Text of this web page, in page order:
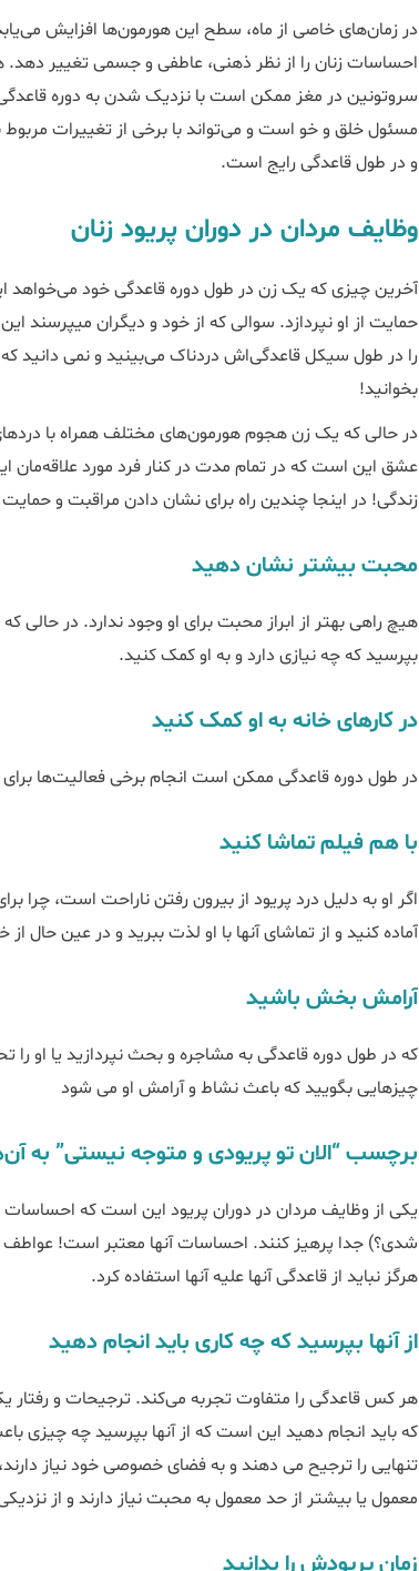
در زمان‌های خاصی از ماه، سطح این هورمون‌ها افزایش
احساسات زنان را از نظر ذهنی، عاطفی و جسمی تغییر
سروتونین در مغز ممکن است با نزدیک شدن به دوره
مسئول خلق و خو است و می‌تواند با برخی از تغییرات
و در طول قاعدگی رایج است.
وظایف مردان در دوران پریود زنان
آخرین چیزی که یک زن در طول دوره قاعدگی خود می‌خواهد
حمایت از او نپردازد. سوالی که از خود و دیگران میپرسند
را در طول سیکل قاعدگی‌اش دردناک می‌بینید و نمی دانید که
بخوانید!
در حالی که یک زن هجوم هورمون‌های مختلف همراه با
عشق این است که در تمام مدت در کنار فرد مورد علاقه‌مان
زندگی! در اینجا چندین راه برای نشان دادن مراقبت و
محبت بیشتر نشان دهید
هیچ راهی بهتر از ابراز محبت برای او وجود ندارد. در حالی
بپرسید که چه نیازی دارد و به او کمک کنید.
در کارهای خانه به او کمک کنید
در طول دوره قاعدگی ممکن است انجام برخی فعالیت‌ها برای
با هم فیلم تماشا کنید
اگر او به دلیل درد پریود از بیرون رفتن ناراحت است، چرا
آماده کنید و از تماشای آنها با او لذت ببرید و در عین حال
آرامش بخش باشید
که در طول دوره قاعدگی به مشاجره و بحث نپردازید یا او را
چیزهایی بگویید که باعث نشاط و آرامش او می شود
برچسب “الان تو پریودی و متوجه نیستی” به
یکی از وظایف مردان در دوران پریود این است که احساسات
شدی؟) جدا پرهیز کنند. احساسات آنها معتبر است!
هرگز نباید از قاعدگی آنها علیه آنها استفاده کرد.
از آنها بپرسید که چه کاری باید انجام دهید
هر کس قاعدگی را متفاوت تجربه می‌کند. ترجیحات و رفتار
که باید انجام دهید این است که از آنها بپرسید چه چیزی
تنهایی را ترجیح می دهند و به فضای خصوصی خود نیاز
معمول یا بیشتر از حد معمول به محبت نیاز دارند و از
زمان پریودش را بدانید